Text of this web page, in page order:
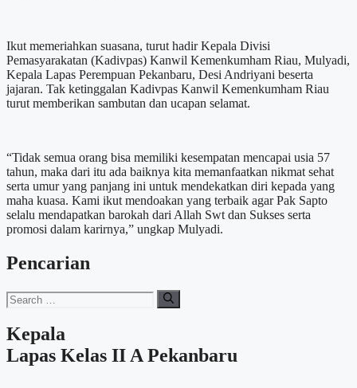
Ikut memeriahkan suasana, turut hadir Kepala Divisi
Pemasyarakatan (Kadivpas) Kanwil Kemenkumham Riau, Mulyadi,
Kepala Lapas Perempuan Pekanbaru, Desi Andriyani beserta
jajaran. Tak ketinggalan Kadivpas Kanwil Kemenkumham Riau
turut memberikan sambutan dan ucapan selamat.
“Tidak semua orang bisa memiliki kesempatan mencapai usia 57
tahun, maka dari itu ada baiknya kita memanfaatkan nikmat sehat
serta umur yang panjang ini untuk mendekatkan diri kepada yang
maha kuasa. Kami ikut mendoakan yang terbaik agar Pak Sapto
selalu mendapatkan barokah dari Allah Swt dan Sukses serta
promosi dalam karirnya,” ungkap Mulyadi.
Pencarian
Search
for:
Kepala
Lapas Kelas II A Pekanbaru